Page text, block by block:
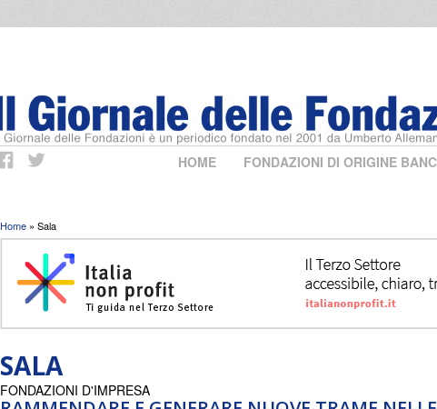
HOME FONDAZIONI DI ORIGINE
Tu sei qui
Home » Sala
SALA
FONDAZIONI D'IMPRESA